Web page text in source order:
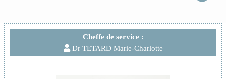
Cheffe de service :
Dr TETARD Marie-Charlotte